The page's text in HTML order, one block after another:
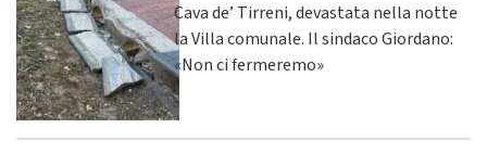
Cava de’ Tirreni, devastata nella notte
la Villa comunale. Il sindaco Giordano:
«Non ci fermeremo»